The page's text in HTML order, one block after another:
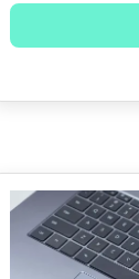
mot « Transcréati...